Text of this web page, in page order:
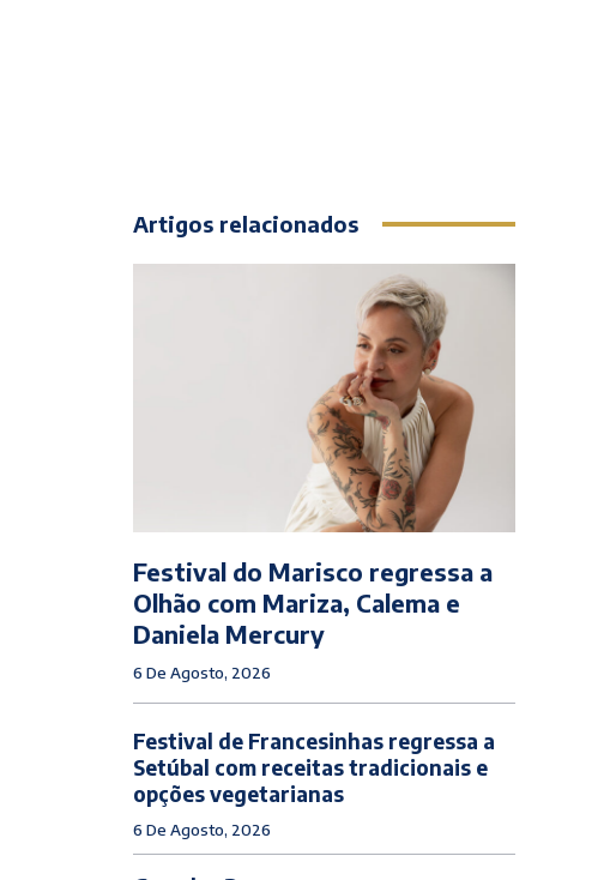
Artigos relacionados
Festival do Marisco regressa a
Olhão com Mariza, Calema e
Daniela Mercury
6 De Agosto, 2026
Festival de Francesinhas regressa a
Setúbal com receitas tradicionais e
opções vegetarianas
6 De Agosto, 2026